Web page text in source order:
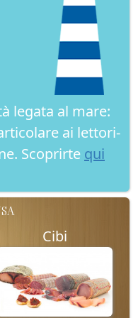
legata al mare:
ai lettori-
Scoprirte qui
Cibi